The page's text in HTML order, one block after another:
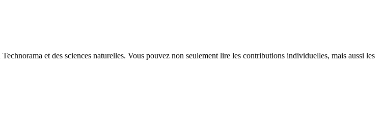
et des sciences naturelles. Vous pouvez non seulement lire les contributions individuelles, mais aussi les